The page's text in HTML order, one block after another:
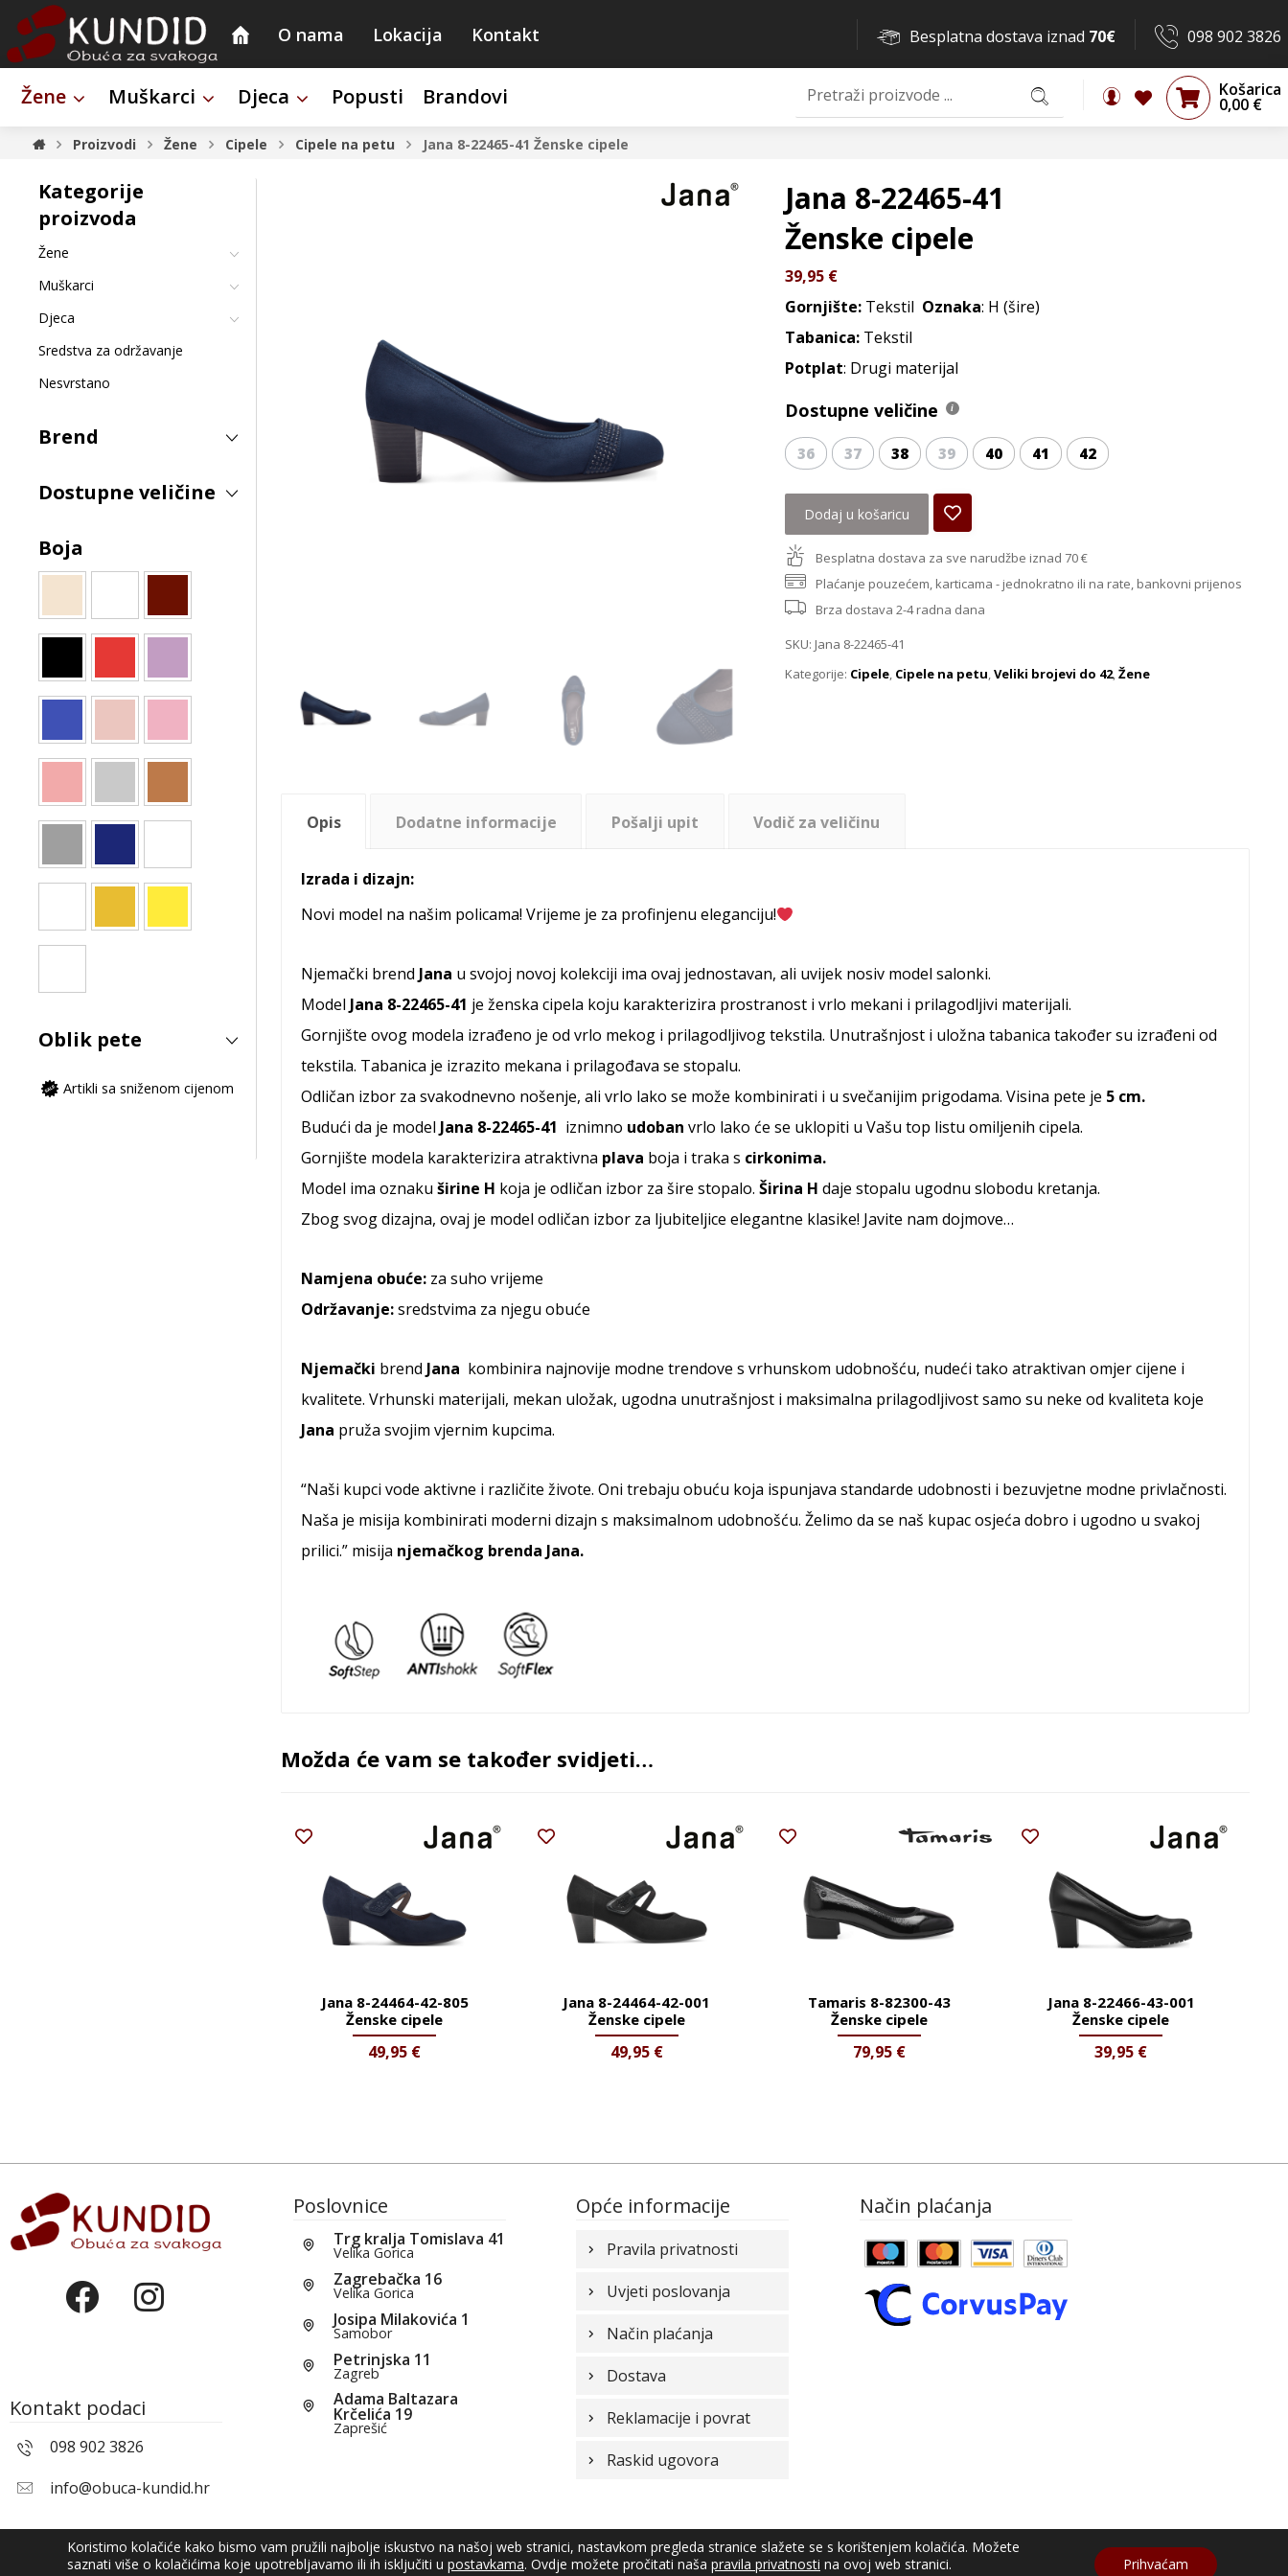
O nama Lokacija Kontakt 098 902 3826
Besplatna dostava iznad 70€
Žene Muškarci Djeca Popusti Brandovi Košarica
0,00 €
Proizvodi Žene Cipele Cipele na petu Jana 8-22465-41 Ženske cipele
Jana 8-22465-41
Ženske cipele
39,95 €
Gornjište:Tekstil Oznaka: H (šire)
Tabanica:Tekstil
Potplat: Drugi materijal
Dostupne veličine
36 37 38 39 40 41 42
Dodaj u košaricu
Besplatna dostava za sve narudžbe iznad 70 €
Plaćanje pouzećem, karticama - jednokratno ili na rate, bankovni prijenos
Brza dostava 2-4 radna dana
SKU: Jana 8-22465-41
Kategorije: Cipele, Cipele na petu,Veliki brojevi do 42,Žene
Opis Dodatne informacije Pošalji upit Vodič za veličinu
Izrada i dizajn:
Novi model na našim policama! Vrijeme je za profinjenu eleganciju!
Njemački brend Jana u svojoj novoj kolekciji ima ovaj jednostavan, ali uvijek nosiv model salonki.
Model Jana 8-22465-41 je ženska cipela koju karakterizira prostranost i vrlo mekani i prilagodljivi materijali.
Gornjište ovog modela izrađeno je od vrlo mekog i prilagodljivog tekstila. Unutrašnjost i uložna tabanica također su izrađeni od
tekstila. Tabanica je izrazito mekana i prilagođava se stopalu.
Odličan izbor za svakodnevno nošenje, ali vrlo lako se može kombinirati i u svečanijim prigodama. Visina pete je 5 cm.
Budući da je model Jana 8-22465-41 iznimno udoban vrlo lako će se uklopiti u Vašu top listu omiljenih cipela.
Gornjište modela karakterizira atraktivna plava boja i traka s cirkonima.
Model ima oznaku širine H koja je odličan izbor za šire stopalo. Širina H daje stopalu ugodnu slobodu kretanja.
Zbog svog dizajna, ovaj je model odličan izbor za ljubiteljice elegantne klasike! Javite nam dojmove…
Namjena obuće: za suho vrijeme
Održavanje:sredstvima za njegu obuće
Njemački brend Jana kombinira najnovije modne trendove s vrhunskom udobnošću, nudeći tako atraktivan omjer cijene i
kvalitete. Vrhunski materijali, mekan uložak, ugodna unutrašnjost i maksimalna prilagodljivost samo su neke od kvaliteta koje
Jana pruža svojim vjernim kupcima.
“Naši kupci vode aktivne i različite živote. Oni trebaju obuću koja ispunjava standarde udobnosti i bezuvjetne modne privlačnosti.
Naša je misija kombinirati moderni dizajn s maksimalnom udobnošću. Želimo da se naš kupac osjeća dobro i ugodno u svakoj
prilici.” misija njemačkog brenda Jana.
Možda će vam se također svidjeti…
Jana 8-24464-42-805
Ženske cipele
49,95 €
Jana 8-24464-42-001
Ženske cipele
49,95 €
Tamaris 8-82300-43
Ženske cipele
79,95 €
Jana 8-22466-43-001
Ženske cipele
39,95 €
Kategorije
proizvoda
Žene
Muškarci
Djeca
Sredstva za održavanje
Nesvrstano
Brend
Dostupne veličine
Boja
Oblik pete
Artikli sa sniženom cijenom
Kontakt podaci
098 902 3826
info@obuca-kundid.hr
Poslovnice
Trg kralja Tomislava 41
Velika Gorica
Zagrebačka 16
Velika Gorica
Josipa Milakovića 1
Samobor
Petrinjska 11
Zagreb
Adama Baltazara
Krčelića 19
Zaprešić
Opće informacije
Pravila privatnosti
Uvjeti poslovanja
Način plaćanja
Dostava
Reklamacije i povrat
Raskid ugovora
Način plaćanja
Koristimo kolačiće kako bismo vam pružili najbolje iskustvo na našoj web stranici, nastavkom pregleda stranice slažete se s korištenjem kolačića. Možete
saznati više o kolačićima koje upotrebljavamo ili ih isključiti u postavkama. Ovdje možete pročitati naša pravila privatnosti na ovoj web stranici. Prihvaćam